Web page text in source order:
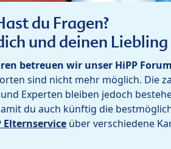
du Fragen?
und deinen Liebling
betreuen wir unser HiPP
sind nicht mehr möglich. Die
Experten bleiben jedoch
du auch künftig die
Elternservice über verschiedene